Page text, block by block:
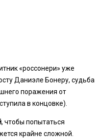
«россонери» уже
Даниэле Бонеру, судьба
поражения от
в концовке).
, чтобы попытаться
крайне сложной.